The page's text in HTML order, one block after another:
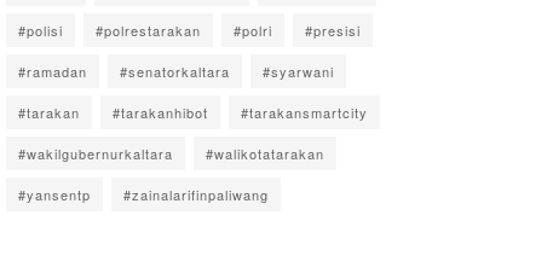
#polisi #polrestarakan #polri #presisi
#ramadan #senatorkaltara #syarwani
#tarakan #tarakanhibot #tarakansmartcity
#wakilgubernurkaltara #walikotatarakan
#yansentp #zainalarifinpaliwang